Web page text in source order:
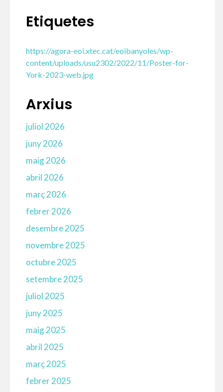
Etiquetes
https://agora-eoi.xtec.cat/eoibanyoles/wp-
content/uploads/usu2302/2022/11/Poster-for-
York-2023-web.jpg
Arxius
juliol 2026
juny 2026
maig 2026
abril 2026
març 2026
febrer 2026
desembre 2025
novembre 2025
octubre 2025
setembre 2025
juliol 2025
juny 2025
maig 2025
abril 2025
març 2025
febrer 2025